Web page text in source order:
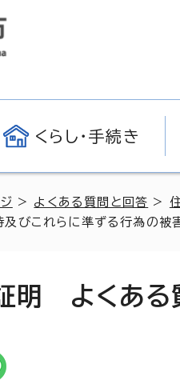
くらし・手続き
> よくある質問と回答 >
待及びこれらに準ずる行為
明 よくある